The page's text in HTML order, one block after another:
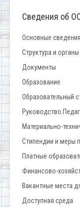
Сведения об
Основные сведения
Структура и
Документы
Образование
Образовательный
Материально-
Стипендии и меры
Платные
Финансово-
Вакантные места
Доступная среда